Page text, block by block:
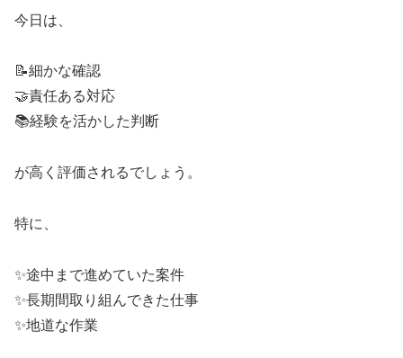
今日は、
📝細かな確認
🤝責任ある対応
📚経験を活かした判断
が高く評価されるでしょう。
特に、
✨途中まで進めていた案件
✨長期間取り組んできた仕事
✨地道な作業